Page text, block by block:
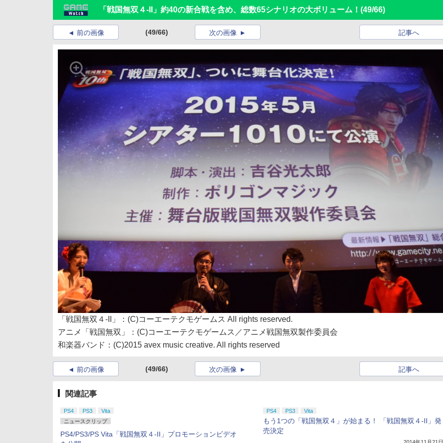
「戦国無双４-II」約40の新合戦を含め、総数65シナリオの大ボリューム！ (49/66)
前の画像 (49/66) 記事へ
次の画像
「戦国無双４-II」：(C)コーエーテクモゲームス All rights reserved.
アニメ「戦国無双」：(C)コーエーテクモゲームス／アニメ戦国無双製作委員会
和楽器バンド：(C)2015 avex music creative. All rights reserved
前の画像 (49/66) 記事へ
次の画像
関連記事
PS4 PS3
Vita
ニュースクリップ
PS4/PS3/PS Vita「戦国無双４-II」プロモーションビデオ
PS4 PS3 Vita
もう1つの「戦国無双４」が始まる！ 「戦国無双４-II」発
売決定